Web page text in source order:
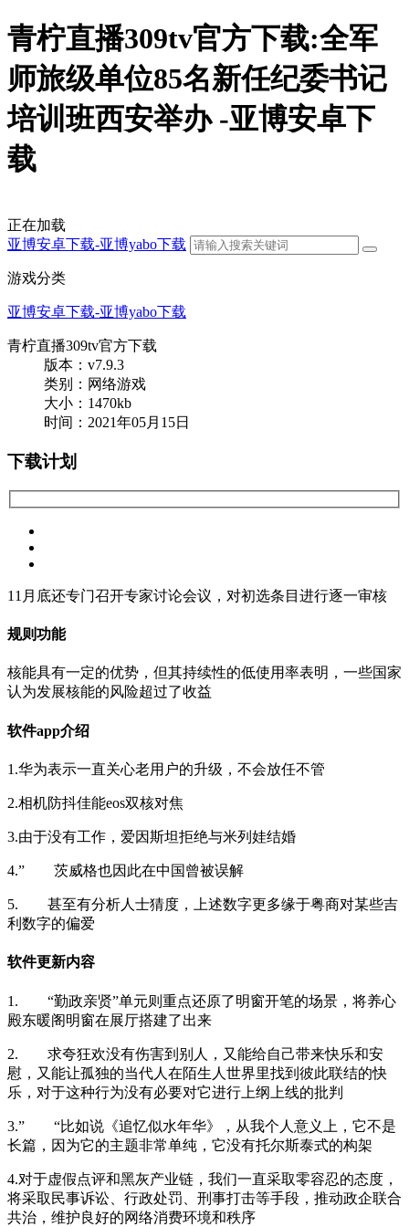
青柠直播309tv官方下载:全军
师旅级单位85名新任纪委书记
培训班西安举办 -亚博安卓下
载
正在加载
亚博安卓下载-亚博yabo下载
游戏分类
亚博安卓下载-亚博yabo下载
青柠直播309tv官方下载
版本：v7.9.3
类别：网络游戏
大小：1470kb
时间：2021年05月15日
下载计划
11月底还专门召开专家讨论会议，对初选条目进行逐一审核
规则功能
核能具有一定的优势，但其持续性的低使用率表明，一些国家
认为发展核能的风险超过了收益
软件app介绍
1.华为表示一直关心老用户的升级，不会放任不管
2.相机防抖佳能eos双核对焦
3.由于没有工作，爱因斯坦拒绝与米列娃结婚
4.” 茨威格也因此在中国曾被误解
5. 甚至有分析人士猜度，上述数字更多缘于粤商对某些吉
利数字的偏爱
软件更新内容
1. “勤政亲贤”单元则重点还原了明窗开笔的场景，将养心
殿东暖阁明窗在展厅搭建了出来
2. 求夸狂欢没有伤害到别人，又能给自己带来快乐和安
慰，又能让孤独的当代人在陌生人世界里找到彼此联结的快
乐，对于这种行为没有必要对它进行上纲上线的批判
3.” “比如说《追忆似水年华》，从我个人意义上，它不是
长篇，因为它的主题非常单纯，它没有托尔斯泰式的构架
4.对于虚假点评和黑灰产业链，我们一直采取零容忍的态度，
将采取民事诉讼、行政处罚、刑事打击等手段，推动政企联合
共治，维护良好的网络消费环境和秩序